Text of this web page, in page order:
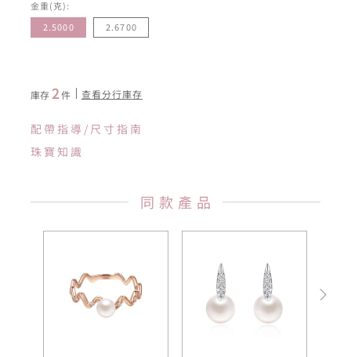
金重(克):
2.5000
2.6700
庫存2件 查看分行庫存
配帶指導/尺寸指南
珠寶知識
同款產品